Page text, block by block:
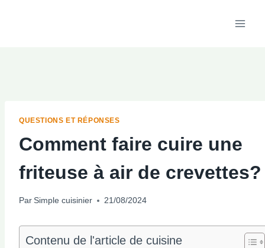
QUESTIONS ET RÉPONSES
Comment faire cuire une
friteuse à air de crevettes?
Par Simple cuisinier 21/08/2024
Contenu de l'article de cuisine